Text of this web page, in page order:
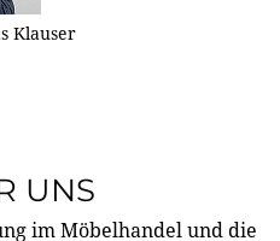
Klauser
UNS
im Möbelhandel und die